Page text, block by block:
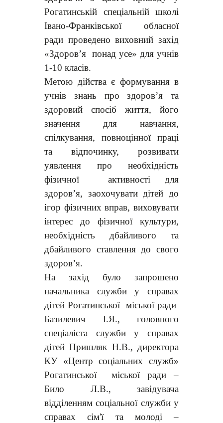
Рогатинській спеціальній школі
Івано-Франківської обласної
ради проведено виховний захід
«Здоров’я понад усе» для учнів
1-10 класів.
Метою дійства є формування в
учнів знань про здоров’я та
здоровий спосіб життя, його
значення для навчання,
спілкування, повноцінної праці
та відпочинку, розвивати
уявлення про необхідність
фізичної активності для
здоров’я, заохочувати дітей до
ігор фізичних вправ, виховувати
інтерес до фізичної культури,
необхідність дбайливого та
дбайливого ставлення до свого
здоров’я.
На захід було запрошено
начальника служби у справах
дітей Рогатинської міської ради
Базилевич І.Я., головного
спеціаліста служби у справах
дітей Пришляк Н.В., директора
КУ «Центр соціальних служб»
Рогатинської міської ради –
Било Л.В., завідувача
відділенням соціальної служби у
справах сім'ї та молоді –